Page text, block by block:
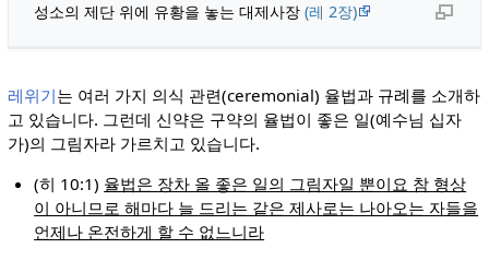
성소의 제단 위에 유황을 놓는 대제사장 (레 2장)
레위기는 여러 가지 의식 관련(ceremonial) 율법과 규례를 소개하
고 있습니다. 그런데 신약은 구약의 율법이 좋은 일(예수님 십자
가)의 그림자라 가르치고 있습니다.
(히 10:1) 율법은 장차 올 좋은 일의 그림자일 뿐이요 참 형상
이 아니므로 해마다 늘 드리는 같은 제사로는 나아오는 자들을
언제나 온전하게 할 수 없느니라